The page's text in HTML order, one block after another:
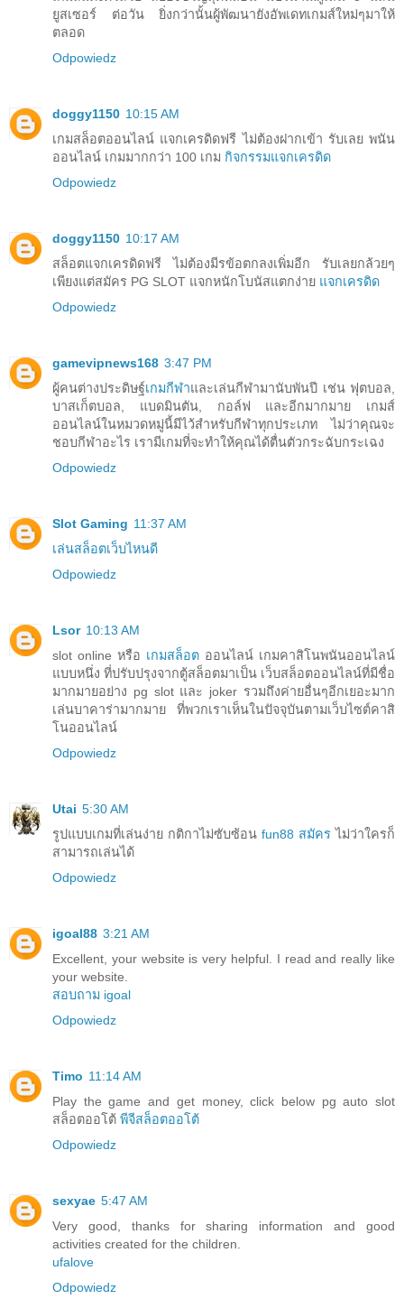
ยูสเซอร์ ต่อวัน ยิ่งกว่านั้นผู้พัฒนายังอัพเดทเกมส์ใหม่ๆมาให้
ตลอด
Odpowiedz
doggy1150 10:15 AM
เกมสล็อตออนไลน์ แจกเครดิดฟรี ไม่ต้องฝากเข้า รับเลย พนัน
ออนไลน์ เกมมากกว่า 100 เกม กิจกรรมแจกเครดิด
Odpowiedz
doggy1150 10:17 AM
สล็อตแจกเครดิดฟรี ไม่ต้องมีรข้อตกลงเพิ่มอีก รับเลยกล้วยๆ
เพียงแต่สมัคร PG SLOT แจกหนักโบนัสแตกง่าย แจกเครดิด
Odpowiedz
gamevipnews168 3:47 PM
ผู้คนต่างประดิษฐ์เกมกีฬาและเล่นกีฬามานับพันปี เช่น ฟุตบอล,
บาสเก็ตบอล, แบดมินตัน, กอล์ฟ และอีกมากมาย เกมส์
ออนไลน์ในหมวดหมู่นี้มีไว้สำหรับกีฬาทุกประเภท ไม่ว่าคุณจะ
ชอบกีฬาอะไร เรามีเกมที่จะทำให้คุณได้ตื่นตัวกระฉับกระเฉง
Odpowiedz
Slot Gaming 11:37 AM
เล่นสล็อตเว็บไหนดี
Odpowiedz
Lsor 10:13 AM
slot online หรือ เกมสล็อต ออนไลน์ เกมคาสิโนพนันออนไลน์
แบบหนึ่ง ที่ปรับปรุงจากตู้สล็อตมาเป็น เว็บสล็อตออนไลน์ที่มีชื่อ
มากมายอย่าง pg slot และ joker รวมถึงค่ายอื่นๆอีกเยอะมาก
เล่นบาคาร่ามากมาย ที่พวกเราเห็นในปัจจุบันตามเว็บไซต์คาสิ
โนออนไลน์
Odpowiedz
Utai 5:30 AM
รูปแบบเกมที่เล่นง่าย กติกาไม่ซับซ้อน fun88 สมัคร ไม่ว่าใครก็
สามารถเล่นได้
Odpowiedz
igoal88 3:21 AM
Excellent, your website is very helpful. I read and really like
your website.
สอบถาม igoal
Odpowiedz
Timo 11:14 AM
Play the game and get money, click below pg auto slot
สล็อตออโต้ พีจีสล็อตออโต้
Odpowiedz
sexyae 5:47 AM
Very good, thanks for sharing information and good
activities created for the children.
ufalove
Odpowiedz